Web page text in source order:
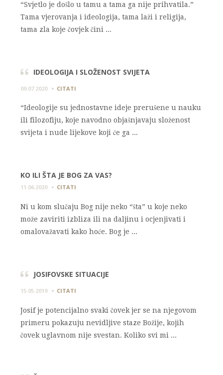
“Svjetlo je došlo u tamu a tama ga nije prihvatila.”
Tama vjerovanja i ideologija, tama laži i religija,
tama zla koje čovjek čini ...
IDEOLOGIJA I SLOŽENOST SVIJETA
09.07.2020 CITATI
“Ideologije su jednostavne ideje prerušene u nauku
ili filozofiju, koje navodno objašnjavaju složenost
svijeta i nude lijekove koji će ga ...
KO ILI ŠTA JE BOG ZA VAS?
11.06.2020 CITATI
Ni u kom slučaju Bog nije neko “šta” u koje neko
može zaviriti izbliza ili na daljinu i ocjenjivati i
omalovažavati kako hoće. Bog je ...
JOSIFOVSKE SITUACIJE
15.05.2019 CITATI
Josif je potencijalno svaki čovek jer se na njegovom
primeru pokazuju nevidljive staze Božije, kojih
čovek uglavnom nije svestan. Koliko svi mi ...